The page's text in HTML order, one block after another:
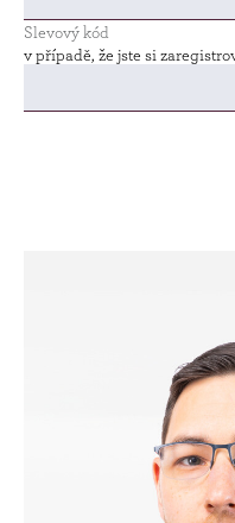
Slevový kód
v případě, že jste si